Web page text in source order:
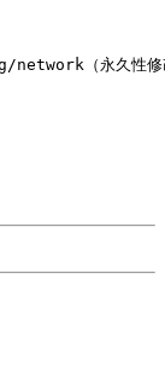
（永久性修改